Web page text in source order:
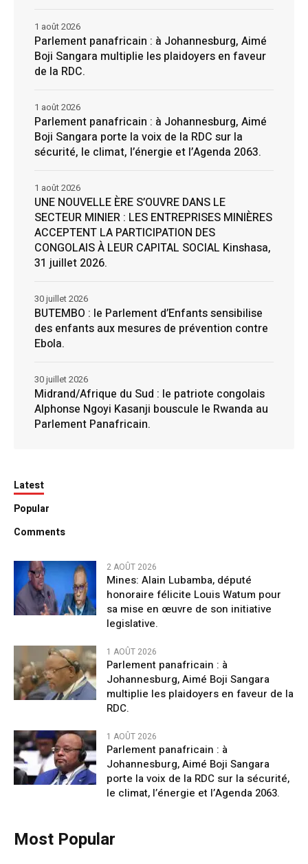
Parlement panafricain : à Johannesburg, Aimé
Boji Sangara multiplie les plaidoyers en faveur
de la RDC.
1 août 2026
Parlement panafricain : à Johannesburg, Aimé
Boji Sangara porte la voix de la RDC sur la
sécurité, le climat, l’énergie et l’Agenda 2063.
1 août 2026
UNE NOUVELLE ÈRE S’OUVRE DANS LE
SECTEUR MINIER : LES ENTREPRISES MINIÈRES
ACCEPTENT LA PARTICIPATION DES
CONGOLAIS À LEUR CAPITAL SOCIAL Kinshasa,
31 juillet 2026.
1 août 2026
BUTEMBO : le Parlement d’Enfants sensibilise
des enfants aux mesures de prévention contre
Ebola.
30 juillet 2026
Midrand/Afrique du Sud : le patriote congolais
Alphonse Ngoyi Kasanji bouscule le Rwanda au
Parlement Panafricain.
30 juillet 2026
Latest
Popular
Comments
2 AOÛT 2026
Mines: Alain Lubamba, député
honoraire félicite Louis Watum pour
sa mise en œuvre de son initiative
legislative.
1 AOÛT 2026
Parlement panafricain : à
Johannesburg, Aimé Boji Sangara
multiplie les plaidoyers en faveur de la
RDC.
1 AOÛT 2026
Parlement panafricain : à
Johannesburg, Aimé Boji Sangara
porte la voix de la RDC sur la sécurité,
le climat, l’énergie et l’Agenda 2063.
Most Popular